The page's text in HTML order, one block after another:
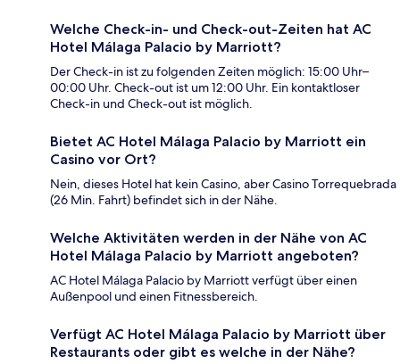
Welche Check-in- und Check-out-Zeiten hat AC
Hotel Málaga Palacio by Marriott?
Der Check-in ist zu folgenden Zeiten möglich: 15:00 Uhr–
00:00 Uhr. Check-out ist um 12:00 Uhr. Ein kontaktloser
Check-in und Check-out ist möglich.
Bietet AC Hotel Málaga Palacio by Marriott ein
Casino vor Ort?
Nein, dieses Hotel hat kein Casino, aber Casino Torrequebrada
(26 Min. Fahrt) befindet sich in der Nähe.
Welche Aktivitäten werden in der Nähe von AC
Hotel Málaga Palacio by Marriott angeboten?
AC Hotel Málaga Palacio by Marriott verfügt über einen
Außenpool und einen Fitnessbereich.
Verfügt AC Hotel Málaga Palacio by Marriott über
Restaurants oder gibt es welche in der Nähe?